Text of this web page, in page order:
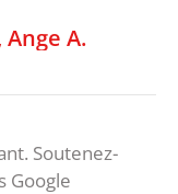
Ange A.
Soutenez-
Google